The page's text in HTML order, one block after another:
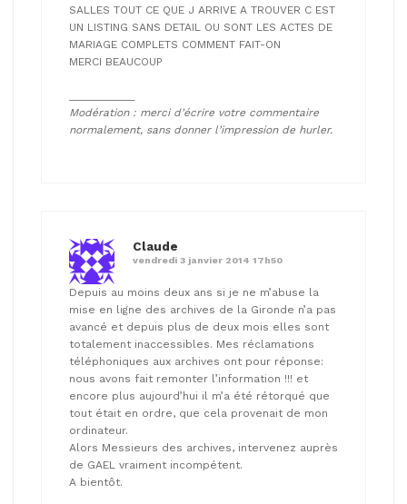
SALLES TOUT CE QUE J ARRIVE A TROUVER C EST
UN LISTING SANS DETAIL OU SONT LES ACTES DE
MARIAGE COMPLETS COMMENT FAIT-ON
MERCI BEAUCOUP
Modération : merci d’écrire votre commentaire
normalement, sans donner l’impression de hurler.
Claude
vendredi 3 janvier 2014 17h50
Depuis au moins deux ans si je ne m’abuse la
mise en ligne des archives de la Gironde n’a pas
avancé et depuis plus de deux mois elles sont
totalement inaccessibles. Mes réclamations
téléphoniques aux archives ont pour réponse:
nous avons fait remonter l’information !!! et
encore plus aujourd’hui il m’a été rétorqué que
tout était en ordre, que cela provenait de mon
ordinateur.
Alors Messieurs des archives, intervenez auprès
de GAEL vraiment incompétent.
A bientôt.